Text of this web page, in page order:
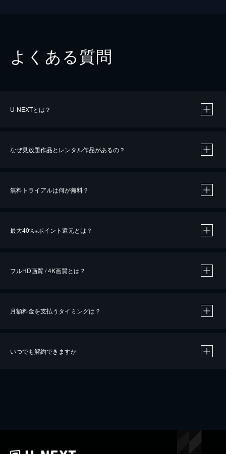
よくある質問
U-NEXTとは？
なぜ見放題作品とレンタル作品があるの？
無料トライアルは何が無料？
最大40%※ポイント還元とは？
※40％ポイント還元の対象は、クレジットカード決済による作品の購入 / レンタルです。
iOSアプリのUコイン決済による作品の購入 / レンタルは、20％のポイント還元です。
フルHD画質 / 4K画質とは？
月額料金を支払うタイミングは？
いつでも解約できますか